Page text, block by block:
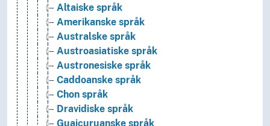
Altaiske språk
Amerikanske språk
Australske språk
Austroasiatiske språk
Austronesiske språk
Caddoanske språk
Chon språk
Dravidiske språk
Guaicuruanske språk